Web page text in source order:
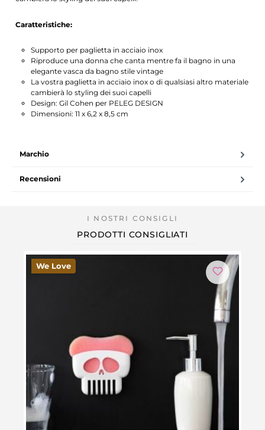
Caratteristiche:
Supporto per paglietta in acciaio inox
Riproduce una donna che canta mentre fa il bagno in una
elegante vasca da bagno stile vintage
La vostra paglietta in acciaio inox o di qualsiasi altro materiale
cambierà lo styling dei suoi capelli
Design: Gil Cohen per PELEG DESIGN
Dimensioni: 11 x 6,2 x 8,5 cm
Marchio
Recensioni
PRODOTTI CONSIGLIATI
We Love